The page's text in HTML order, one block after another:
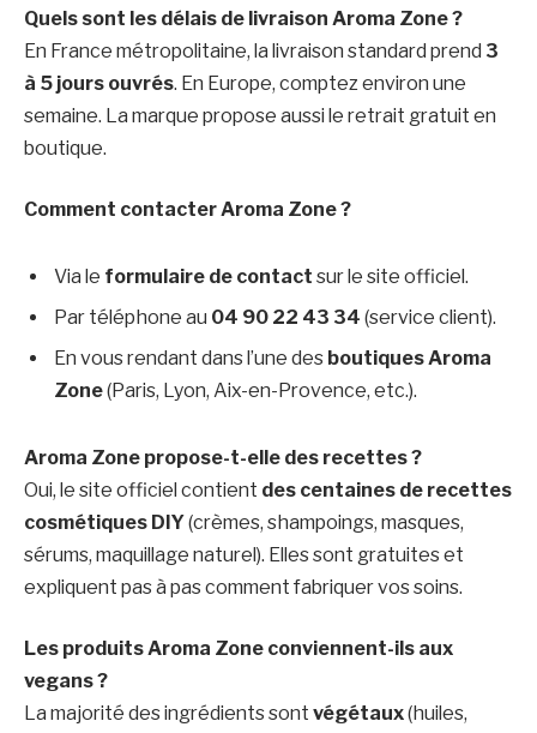
Quels sont les délais de livraison Aroma Zone ?
En France métropolitaine, la livraison standard prend 3
à 5 jours ouvrés. En Europe, comptez environ une
semaine. La marque propose aussi le retrait gratuit en
boutique.
Comment contacter Aroma Zone ?
Via le formulaire de contact sur le site officiel.
Par téléphone au 04 90 22 43 34 (service client).
En vous rendant dans l’une des boutiques Aroma
Zone(Paris, Lyon, Aix-en-Provence, etc.).
Aroma Zone propose-t-elle des recettes ?
Oui, le site officiel contient des centaines de recettes
cosmétiques DIY(crèmes, shampoings, masques,
sérums, maquillage naturel). Elles sont gratuites et
expliquent pas à pas comment fabriquer vos soins.
Les produits Aroma Zone conviennent-ils aux
vegans ?
La majorité des ingrédients sont végétaux(huiles,